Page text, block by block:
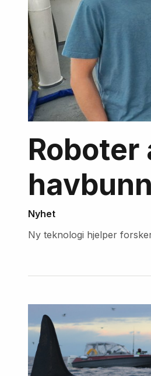
Nyhet
Ny teknologi hjelper
Fremhevede
artikler